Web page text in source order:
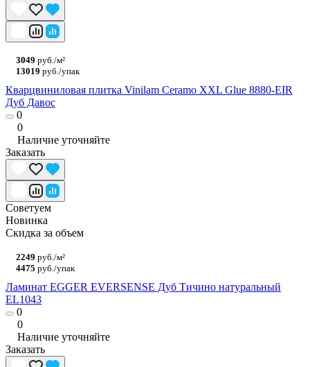
3049 руб./м²
13019 руб./упак
Кварцвиниловая плитка Vinilam Ceramo XXL Glue 8880-EIR
Дуб Давос
0
0
Наличие уточняйте
Заказать
Советуем
Новинка
Скидка за объем
2249 руб./м²
4475 руб./упак
Ламинат EGGER EVERSENSE Дуб Тичино натуральный
EL1043
0
0
Наличие уточняйте
Заказать